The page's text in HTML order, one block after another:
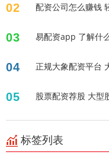
02 配资公司怎么赚钱
03 易配资app 了解什
04 正规大象配资平台
05 股票配资荐股 大型
标签列表